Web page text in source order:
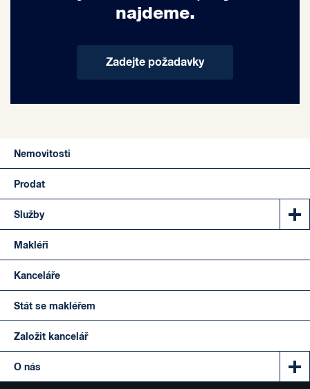
najdeme.
Zadejte požadavky
Nemovitosti
Prodat
Služby
Makléři
Kanceláře
Stát se makléřem
Založit kancelář
O nás